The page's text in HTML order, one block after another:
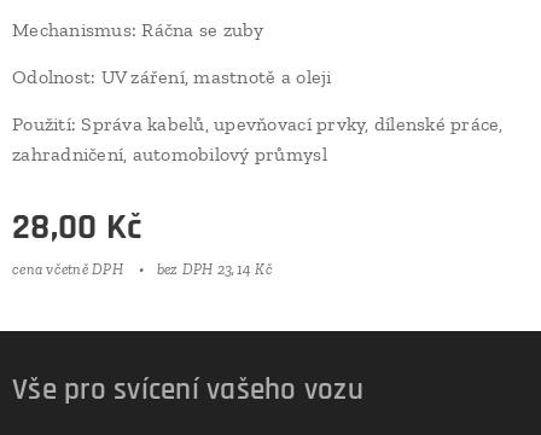
Mechanismus: Ráčna se zuby
Odolnost: UV záření, mastnotě a oleji
Použití: Správa kabelů, upevňovací prvky, dílenské práce,
zahradničení, automobilový průmysl
28,00 Kč
cena včetně DPH bez DPH 23,14 Kč
Vše pro svícení vašeho vozu